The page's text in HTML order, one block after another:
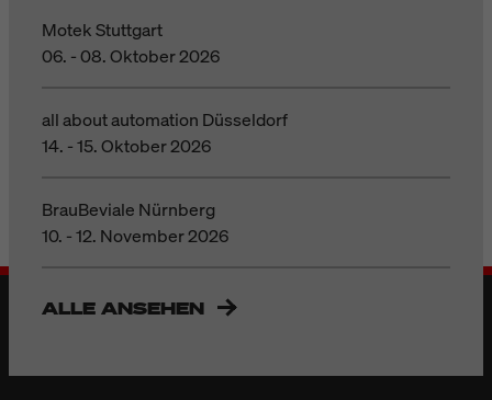
Motek Stuttgart
06. - 08. Oktober 2026
all about automation Düsseldorf
14. - 15. Oktober 2026
BrauBeviale Nürnberg
10. - 12. November 2026
ALLE ANSEHEN